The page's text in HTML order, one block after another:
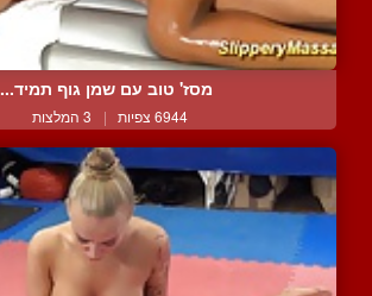
מסז' טוב עם שמן גוף תמיד...
6944 צפיות | 3 המלצות